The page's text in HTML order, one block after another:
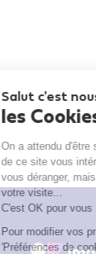
Salut c'est
les
On a attendu
de ce site
vous
votre visite...
C'est OK
Pour
'Préférences